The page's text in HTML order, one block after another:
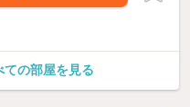
ての部屋を見る